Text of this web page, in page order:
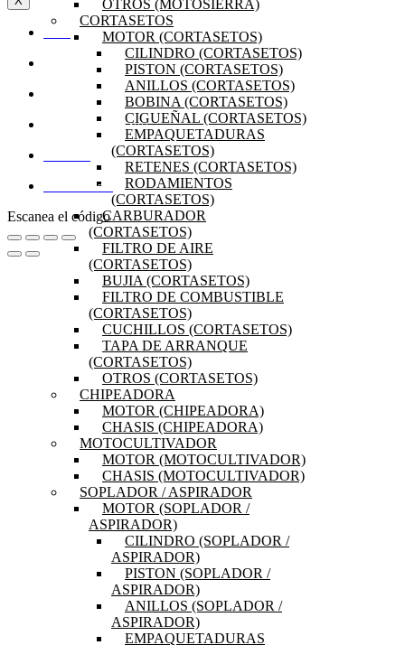
OTROS (MOTOSIERRA)
CORTASETOS
MOTOR (CORTASETOS)
CILINDRO (CORTASETOS)
PISTON (CORTASETOS)
ANILLOS (CORTASETOS)
BOBINA (CORTASETOS)
CIGUEÑAL (CORTASETOS)
EMPAQUETADURAS
(CORTASETOS)
RETENES (CORTASETOS)
RODAMIENTOS
(CORTASETOS)
CARBURADOR
(CORTASETOS)
FILTRO DE AIRE
(CORTASETOS)
BUJIA (CORTASETOS)
FILTRO DE COMBUSTIBLE
(CORTASETOS)
CUCHILLOS (CORTASETOS)
TAPA DE ARRANQUE
(CORTASETOS)
OTROS (CORTASETOS)
CHIPEADORA
MOTOR (CHIPEADORA)
CHASIS (CHIPEADORA)
MOTOCULTIVADOR
MOTOR (MOTOCULTIVADOR)
CHASIS (MOTOCULTIVADOR)
SOPLADOR / ASPIRADOR
MOTOR (SOPLADOR /
ASPIRADOR)
CILINDRO (SOPLADOR /
ASPIRADOR)
PISTON (SOPLADOR /
ASPIRADOR)
ANILLOS (SOPLADOR /
ASPIRADOR)
EMPAQUETADURAS
PREGUNTAS FRECUENTES
DISTRIBUIDORES
Escanea el código